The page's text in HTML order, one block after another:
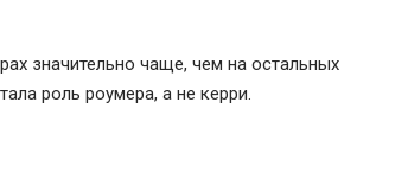
значительно чаще, чем на остальных
роль роумера, а не керри.